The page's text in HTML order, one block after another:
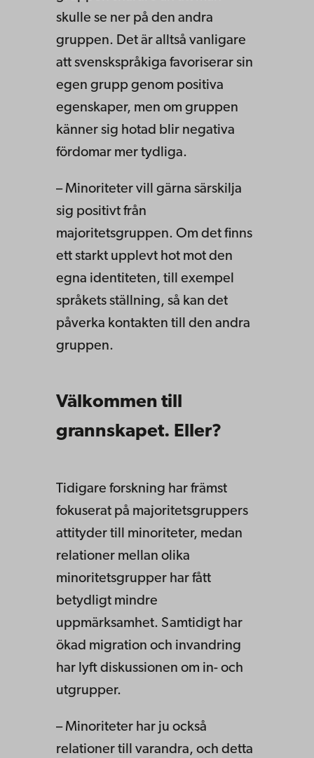
skulle se ner på den andra
gruppen. Det är alltså vanligare
att svenskspråkiga favoriserar sin
egen grupp genom positiva
egenskaper, men om gruppen
känner sig hotad blir negativa
fördomar mer tydliga.
– Minoriteter vill gärna särskilja
sig positivt från
majoritetsgruppen. Om det finns
ett starkt upplevt hot mot den
egna identiteten, till exempel
språkets ställning, så kan det
påverka kontakten till den andra
gruppen.
Välkommen till
grannskapet. Eller?
Tidigare forskning har främst
fokuserat på majoritetsgruppers
attityder till minoriteter, medan
relationer mellan olika
minoritetsgrupper har fått
betydligt mindre
uppmärksamhet. Samtidigt har
ökad migration och invandring
har lyft diskussionen om in- och
utgrupper.
– Minoriteter har ju också
relationer till varandra, och detta